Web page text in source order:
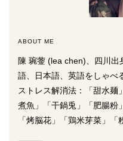
ABOUT ME
陳 琬蓥 (lea chen)、四川出
語、日本語、英語をしゃべ
ストレス解消法：「甜水麺
煮魚」「干鍋兎」「肥腸粉
「烤脳花」「鶏米芽菜」「